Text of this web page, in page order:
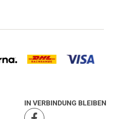
IN VERBINDUNG BLEIBEN